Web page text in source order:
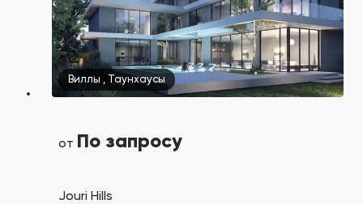
Виллы Таунхаусы
от По запросу
Jouri Hills